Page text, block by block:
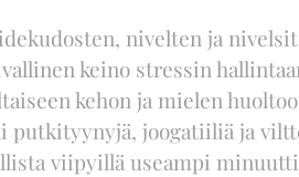
nivelten ja
keino stressin
kehon ja mielen
putkityynyjä, joogatiiliä ja
viipyillä useampi